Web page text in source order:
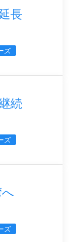
長
ズ
続
ズ
ズ